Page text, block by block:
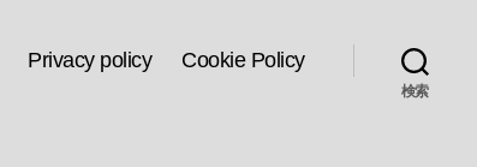
Privacy policy Cookie Policy
検索